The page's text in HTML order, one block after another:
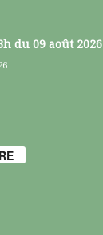
du 09 août 2026